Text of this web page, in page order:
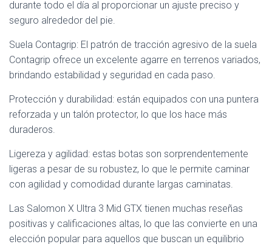
durante todo el día al proporcionar un ajuste preciso y
seguro alrededor del pie.
Suela Contagrip: El patrón de tracción agresivo de la suela
Contagrip ofrece un excelente agarre en terrenos variados,
brindando estabilidad y seguridad en cada paso.
Protección y durabilidad: están equipados con una puntera
reforzada y un talón protector, lo que los hace más
duraderos.
Ligereza y agilidad: estas botas son sorprendentemente
ligeras a pesar de su robustez, lo que le permite caminar
con agilidad y comodidad durante largas caminatas.
Las Salomon X Ultra 3 Mid GTX tienen muchas reseñas
positivas y calificaciones altas, lo que las convierte en una
elección popular para aquellos que buscan un equilibrio